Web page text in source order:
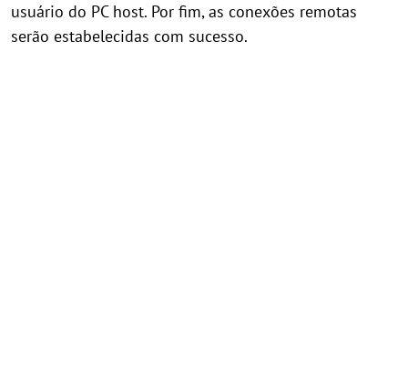
usuário do PC host. Por fim, as conexões remotas
serão estabelecidas com sucesso.